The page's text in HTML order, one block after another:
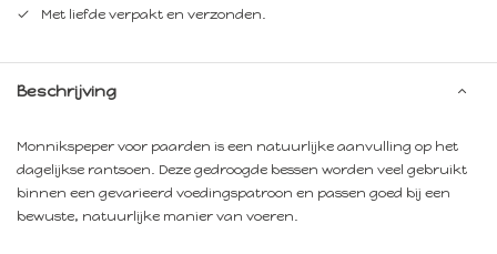
Met liefde verpakt en verzonden.
Beschrijving
Monnikspeper voor paarden is een natuurlijke aanvulling op het
dagelijkse rantsoen. Deze gedroogde bessen worden veel gebruikt
binnen een gevarieerd voedingspatroon en passen goed bij een
bewuste, natuurlijke manier van voeren.